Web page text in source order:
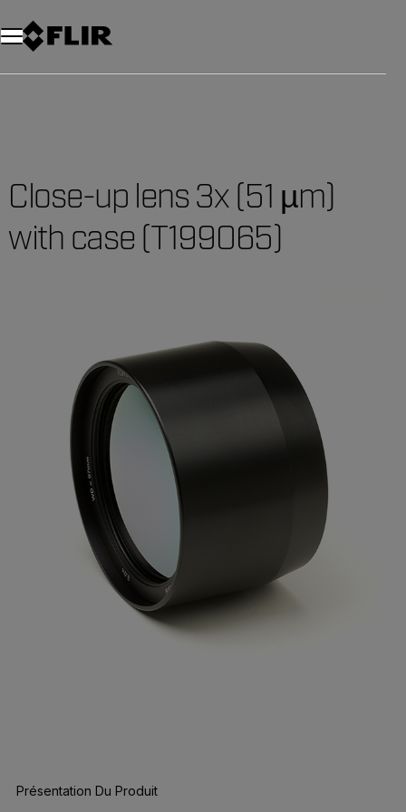
Unread messages
Modèle
Supprimer
articles
article
Ajouter au panier
Ajouté au panier
Close-up lens 3x (51 µm)
with case (T199065)
Présentation Du Produit